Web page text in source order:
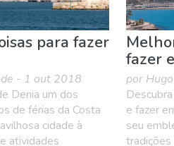
para fazer
- 1 out 2018
Denia um dos
de férias da Costa
cidade à
atividades
fazer
por
e fazer
seu
tradições